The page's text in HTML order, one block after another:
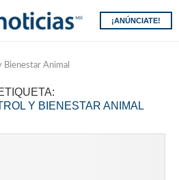
¡ANÚNCIATE!
Bienestar Animal
Y BIENESTAR ANIMAL